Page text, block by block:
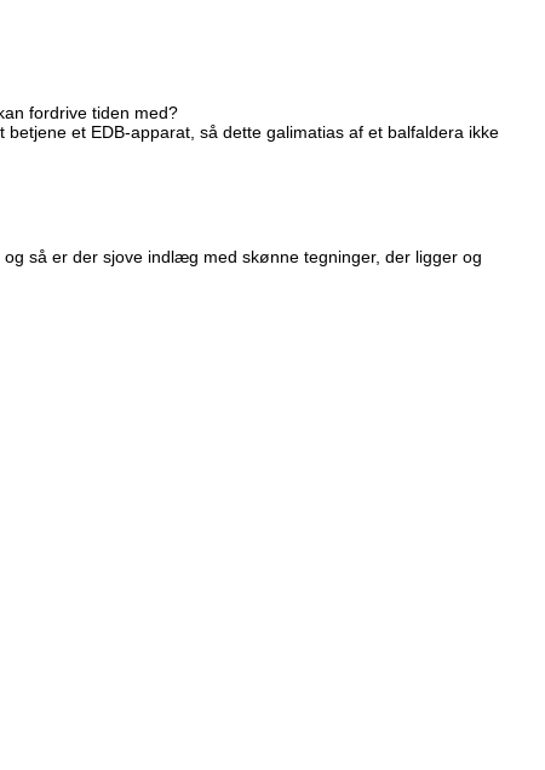
fordrive tiden med?
et EDB-apparat, så dette galimatias af et balfaldera ikke
så er der sjove indlæg med skønne tegninger, der ligger og